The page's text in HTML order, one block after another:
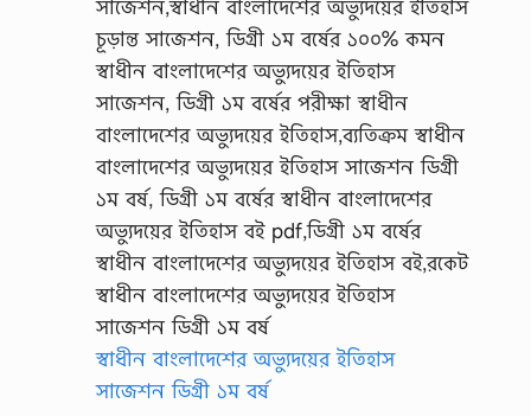
স্বাধীন বাংলাদেশের অভ্যুদয়ের ইতিহাস
সাজেশন ডিগ্রী ১ম বর্ষ